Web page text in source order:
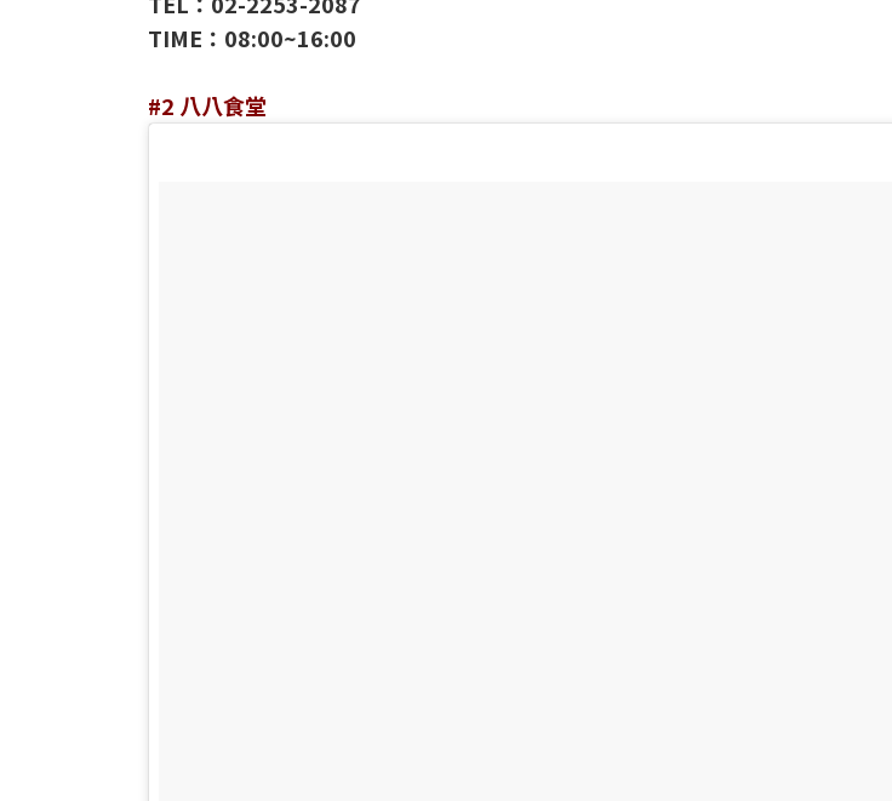
TIME：08:00~16:00
#2 八八食堂